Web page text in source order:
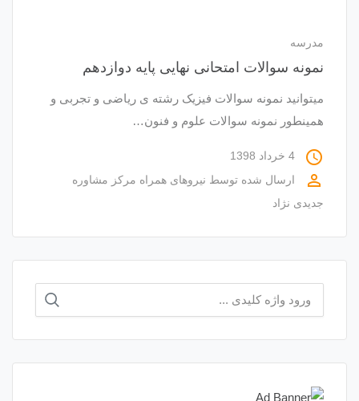
مدرسه
نمونه سوالات امتحانی نهایی پایه دوازدهم
میتوانید نمونه سوالات فیزیک رشته ی ریاضی و تجربی و
همینطور نمونه سوالات علوم و فنون…
access_time 4 خرداد 1398
perm_identity ارسال شده توسط نیروهای همراه مرکز مشاوره
جدیدی نژاد
برای: